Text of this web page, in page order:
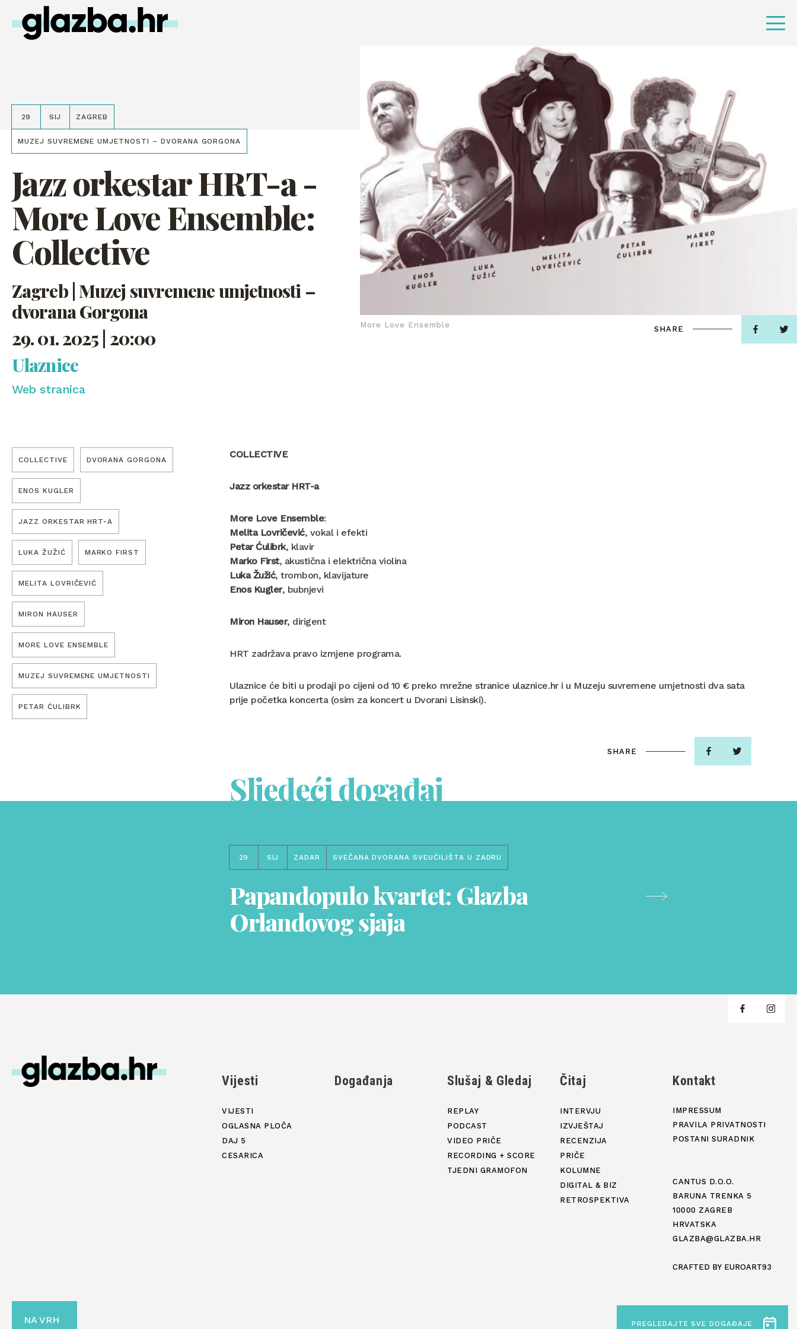
PREGLEDAJTE SVE DOGAĐAJE
29 SIJ ZAGREB
MUZEJ SUVREMENE UMJETNOSTI – DVORANA GORGONA
Jazz orkestar HRT-a -
More Love Ensemble:
Collective
Zagreb | Muzej suvremene umjetnosti –
dvorana Gorgona
29. 01. 2025 | 20:00
Ulaznice
Web stranica
More Love Ensemble SHARE
COLLECTIVE DVORANA GORGONA
ENOS KUGLER
JAZZ ORKESTAR HRT-A
LUKA ŽUŽIĆ MARKO FIRST
MELITA LOVRIČEVIĆ
MIRON HAUSER
MORE LOVE ENSEMBLE
MUZEJ SUVREMENE UMJETNOSTI
PETAR ĆULIBRK
COLLECTIVE
Jazz orkestar HRT-a
More Love Ensemble:
Melita Lovričević, vokal i efekti
Petar Ćulibrk, klavir
Marko First, akustična i električna violina
Luka Žužić, trombon, klavijature
Enos Kugler, bubnjevi
Miron Hauser, dirigent
HRT zadržava pravo izmjene programa.
Ulaznice će biti u prodaji po cijeni od 10 € preko mrežne stranice ulaznice.hr i u Muzeju suvremene umjetnosti dva sata
prije početka koncerta (osim za koncert u Dvorani Lisinski).
SHARE
Sljedeći događaj
29 SIJ ZADAR SVEČANA DVORANA SVEUČILIŠTA U ZADRU
Papandopulo kvartet: Glazba
Orlandovog sjaja
Vijesti
VIJESTI
OGLASNA PLOČA
DAJ 5
CESARICA
Događanja Slušaj & Gledaj
REPLAY
PODCAST
VIDEO PRIČE
RECORDING + SCORE
TJEDNI GRAMOFON
Čitaj
INTERVJU
IZVJEŠTAJ
RECENZIJA
PRIČE
KOLUMNE
DIGITAL & BIZ
RETROSPEKTIVA
Kontakt
IMPRESSUM
PRAVILA PRIVATNOSTI
POSTANI SURADNIK
CANTUS D.O.O.
BARUNA TRENKA 5
10000 ZAGREB
HRVATSKA
GLAZBA@GLAZBA.HR
CRAFTED BY EUROART93
NA VRH